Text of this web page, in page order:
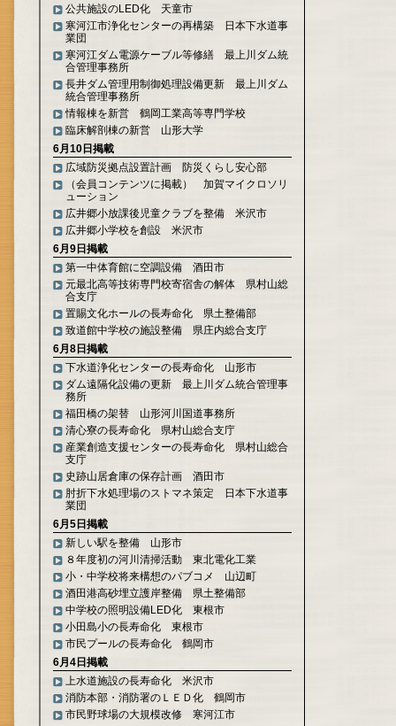
公共施設のLED化 天童市
寒河江市浄化センターの再構築 日本下水道事
業団
寒河江ダム電源ケーブル等修繕 最上川ダム統
合管理事務所
長井ダム管理用制御処理設備更新 最上川ダム
統合管理事務所
情報棟を新営 鶴岡工業高等専門学校
臨床解剖棟の新営 山形大学
6月10日掲載
広域防災拠点設置計画 防災くらし安心部
（会員コンテンツに掲載） 加賀マイクロソリ
ューション
広井郷小放課後児童クラブを整備 米沢市
広井郷小学校を創設 米沢市
6月9日掲載
第一中体育館に空調設備 酒田市
元最北高等技術専門校寄宿舎の解体 県村山総
合支庁
置賜文化ホールの長寿命化 県土整備部
致道館中学校の施設整備 県庄内総合支庁
6月8日掲載
下水道浄化センターの長寿命化 山形市
ダム遠隔化設備の更新 最上川ダム統合管理事
務所
福田橋の架替 山形河川国道事務所
清心寮の長寿命化 県村山総合支庁
産業創造支援センターの長寿命化 県村山総合
支庁
史跡山居倉庫の保存計画 酒田市
肘折下水処理場のストマネ策定 日本下水道事
業団
6月5日掲載
新しい駅を整備 山形市
８年度初の河川清掃活動 東北電化工業
小・中学校将来構想のパブコメ 山辺町
酒田港高砂埋立護岸整備 県土整備部
中学校の照明設備LED化 東根市
小田島小の長寿命化 東根市
市民プールの長寿命化 鶴岡市
6月4日掲載
上水道施設の長寿命化 米沢市
消防本部・消防署のＬＥＤ化 鶴岡市
市民野球場の大規模改修 寒河江市